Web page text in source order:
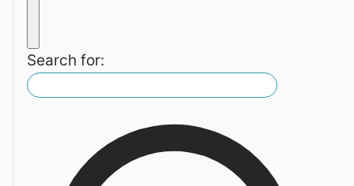
Search for: